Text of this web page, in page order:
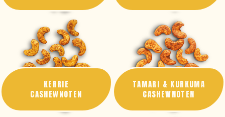
KERRIE
CASHEWNOTEN
TAMARI & KURKUMA
CASHEWNOTEN